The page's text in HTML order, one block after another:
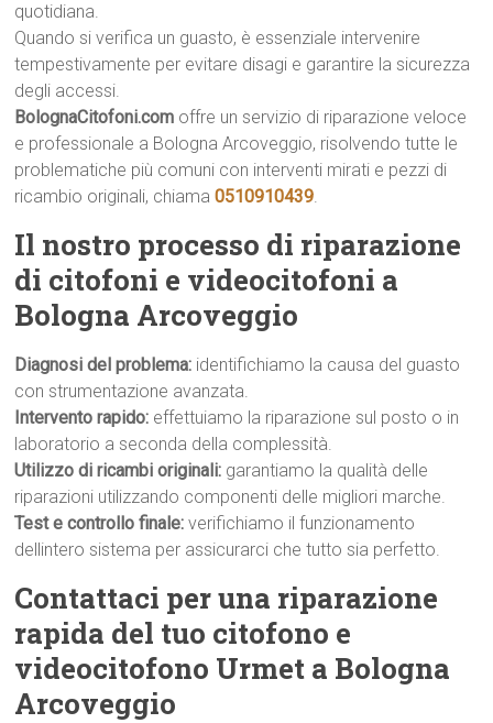
quotidiana.
Quando si verifica un guasto, è essenziale intervenire
tempestivamente per evitare disagi e garantire la sicurezza
degli accessi.
BolognaCitofoni.com offre un servizio di riparazione veloce
e professionale a Bologna Arcoveggio, risolvendo tutte le
problematiche più comuni con interventi mirati e pezzi di
ricambio originali, chiama0510910439.
Il nostro processo di riparazione
di citofoni e videocitofoni a
Bologna Arcoveggio
Diagnosi del problema: identifichiamo la causa del guasto
con strumentazione avanzata.
Intervento rapido: effettuiamo la riparazione sul posto o in
laboratorio a seconda della complessità.
Utilizzo di ricambi originali: garantiamo la qualità delle
riparazioni utilizzando componenti delle migliori marche.
Test e controllo finale:verifichiamo il funzionamento
dellintero sistema per assicurarci che tutto sia perfetto.
Contattaci per una riparazione
rapida del tuo citofono e
videocitofono Urmet a Bologna
Arcoveggio